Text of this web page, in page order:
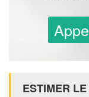
ESTIMER